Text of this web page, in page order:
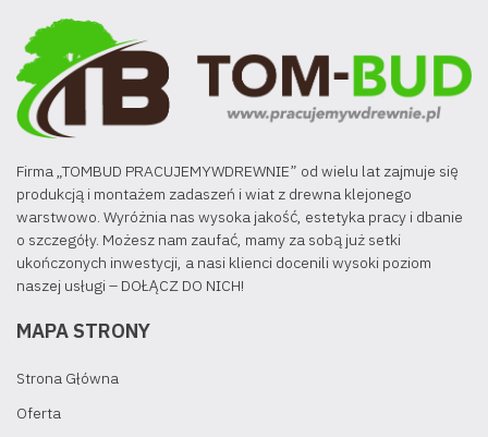
Firma „TOMBUD PRACUJEMYWDREWNIE” od wielu lat zajmuje się
produkcją i montażem zadaszeń i wiat z drewna klejonego
warstwowo. Wyróżnia nas wysoka jakość, estetyka pracy i dbanie
o szczegóły. Możesz nam zaufać, mamy za sobą już setki
ukończonych inwestycji, a nasi klienci docenili wysoki poziom
naszej usługi – DOŁĄCZ DO NICH!
MAPA STRONY
Strona Główna
Oferta